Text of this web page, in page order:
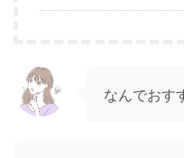
なんでおす